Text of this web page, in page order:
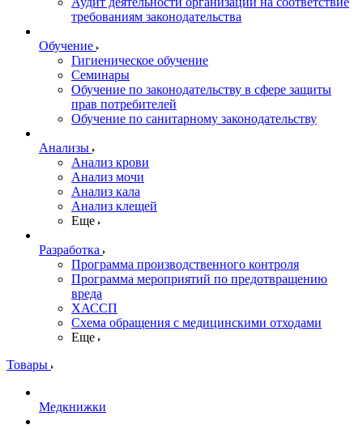
требованиям законодательства
Обучение
Гигиеническое обучение
Семинары
Обучение по законодательству в сфере защиты
прав потребителей
Обучение по санитарному законодательству
Анализы
Анализ крови
Анализ мочи
Анализ кала
Анализ клещей
Еще
Разработка
Программа производственного контроля
Программа мероприятий по предотвращению
вреда
ХАССП
Схема обращения с медицинскими отходами
Еще
Товары
Медкнижки